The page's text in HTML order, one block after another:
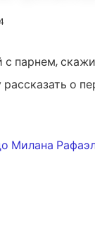
парнем,
о
Милана